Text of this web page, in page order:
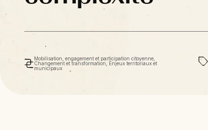
Mobilisation, engagement et participation citoyenne,
Changement et transformation, Enjeux territoriaux et
municipaux